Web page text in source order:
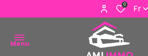
0 Fr
Menu